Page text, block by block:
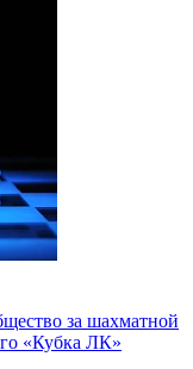
за шахматной
«Кубка ЛК»